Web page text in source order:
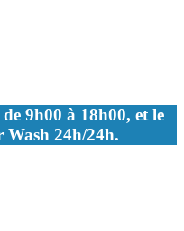
9h00 à 18h00, et le
Wash 24h/24h.